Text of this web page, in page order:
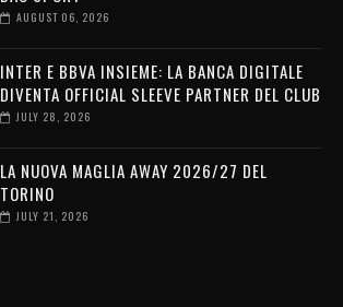
AUGUST 06, 2026
INTER E BBVA INSIEME: LA BANCA DIGITALE
DIVENTA OFFICIAL SLEEVE PARTNER DEL CLUB
JULY 28, 2026
LA NUOVA MAGLIA AWAY 2026/27 DEL
TORINO
JULY 21, 2026